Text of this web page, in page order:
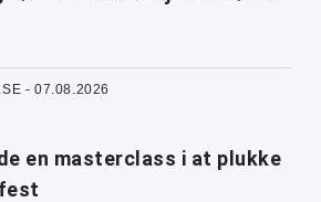
- 07.08.2026
en masterclass i at plukke